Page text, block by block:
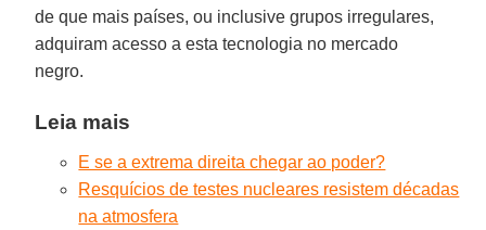
de que mais países, ou inclusive grupos irregulares,
adquiram acesso a esta tecnologia no mercado
negro.
Leia mais
E se a extrema direita chegar ao poder?
Resquícios de testes nucleares resistem décadas
na atmosfera